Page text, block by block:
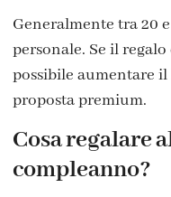
Generalmente tra 20
personale. Se il
possibile aumentare
proposta premium.
Cosa regalare
compleanno?